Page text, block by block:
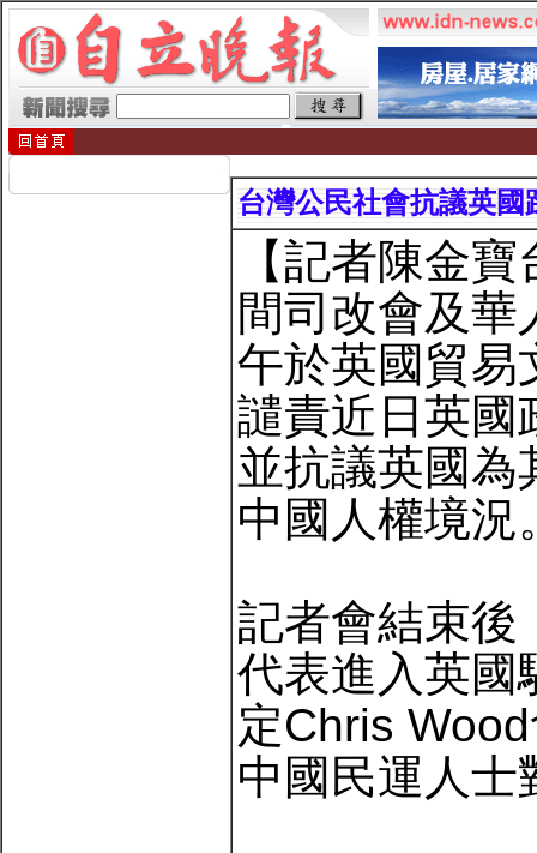
台灣公民社會抗議英國
【記者陳金
間司改會及
午於英國貿易
譴責近日英國
並抗議英國為
中國人權境況
記者會結束後
代表進入英國
定Chris
中國民運人士